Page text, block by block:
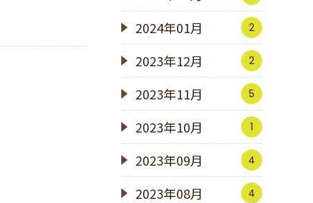
2024年01月 2
2023年12月 2
2023年11月 5
2023年10月 1
2023年09月 4
2023年08月 4